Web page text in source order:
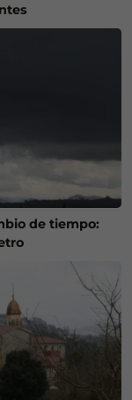
de tiempo: